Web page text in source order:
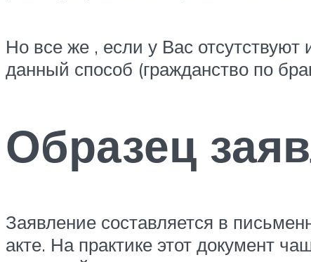
Но все же , если у Вас
данный способ (гражданство по
Образец
Заявление составляется в
акте. На практике этот документ